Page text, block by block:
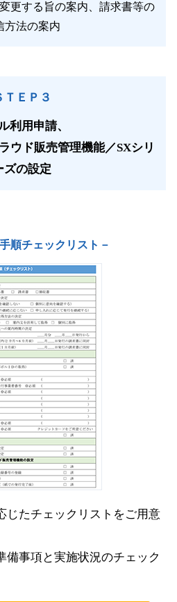
更する旨の案内、請求書等の
方法の案内
ＴＥＰ３
利用申請、
ウド販売管理機能／SXシリ
ズの設定
順チェックリスト－
じたチェックリストをご用意
備事項と実施状況のチェック